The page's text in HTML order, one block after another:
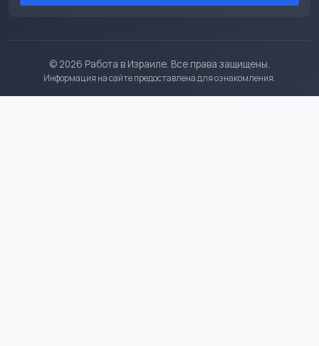
© 2026 Работа в Израиле. Все права защищены.
Информация на сайте предоставлена для ознакомления.